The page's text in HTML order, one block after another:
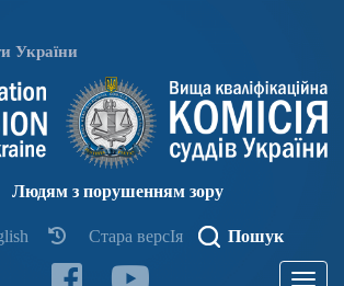
України
Людям з порушенням зору
Стара версІя Пошук
Toggle